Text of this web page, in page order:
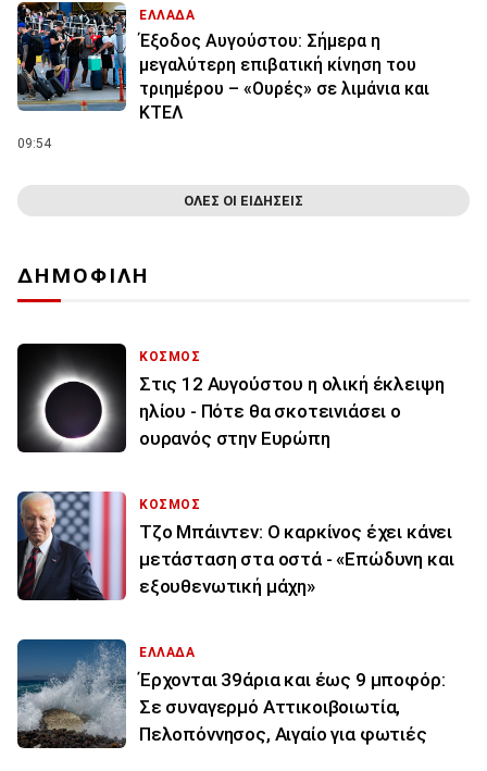
ΕΛΛΑΔΑ
Έξοδος Αυγούστου: Σήμερα η
μεγαλύτερη επιβατική κίνηση του
τριημέρου – «Ουρές» σε λιμάνια και
ΚΤΕΛ
09:54
ΟΛΕΣ ΟΙ ΕΙΔΗΣΕΙΣ
ΔΗΜΟΦΙΛΗ
ΚΟΣΜΟΣ
Στις 12 Αυγούστου η ολική έκλειψη
ηλίου - Πότε θα σκοτεινιάσει ο
ουρανός στην Ευρώπη
ΚΟΣΜΟΣ
Τζο Μπάιντεν: Ο καρκίνος έχει κάνει
μετάσταση στα οστά - «Επώδυνη και
εξουθενωτική μάχη»
ΕΛΛΑΔΑ
Έρχονται 39άρια και έως 9 μποφόρ:
Σε συναγερμό Αττικοιβοιωτία,
Πελοπόννησος, Αιγαίο για φωτιές